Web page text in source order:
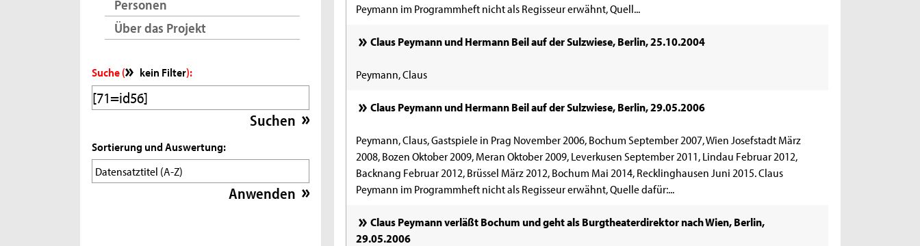
Personen
Über das Projekt
Suche ( kein Filter):
Sortierung und Auswertung:
Peymann im Programmheft nicht als Regisseur erwähnt, Quell...
Claus Peymann und Hermann Beil auf der Sulzwiese, Berlin, 25.10.2004
Peymann, Claus
Claus Peymann und Hermann Beil auf der Sulzwiese, Berlin, 29.05.2006
Peymann, Claus, Gastspiele in Prag November 2006, Bochum September 2007, Wien Josefstadt März
2008, Bozen Oktober 2009, Meran Oktober 2009, Leverkusen September 2011, Lindau Februar 2012,
Backnang Februar 2012, Brüssel März 2012, Bochum Mai 2014, Recklinghausen Juni 2015. Claus
Peymann im Programmheft nicht als Regisseur erwähnt, Quelle dafür:...
Claus Peymann verläßt Bochum und geht als Burgtheaterdirektor nach Wien, Berlin,
29.05.2006